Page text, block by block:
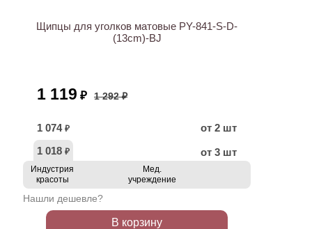
Щипцы для уголков матовые PY-841-S-D-
(13cm)-BJ
1 119 ₽ 1 292 ₽
1 074 ₽
от 2 шт
1 018 ₽ от 3 шт
Индустрия
красоты
Мед.
учреждение
Нашли дешевле?
В корзину